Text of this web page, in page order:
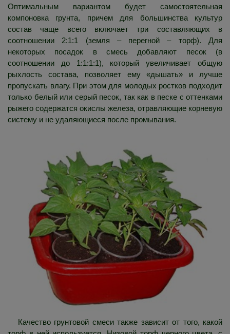
Оптимальным вариантом будет самостоятельная
компоновка грунта, причем для большинства культур
состав чаще всего включает три составляющих в
соотношении 2:1:1 (земля – перегной – торф). Для
некоторых посадок в смесь добавляют песок (в
соотношении до 1:1:1:1), который увеличивает общую
рыхлость состава, позволяет ему «дышать» и лучше
пропускать влагу. При этом для молодых ростков подходит
только белый или серый песок, так как в песке с оттенками
рыжего содержатся окислы железа, отравляющие корневую
систему и не удаляющиеся после промывания.
Качество грунтовой смеси также зависит от того, какой